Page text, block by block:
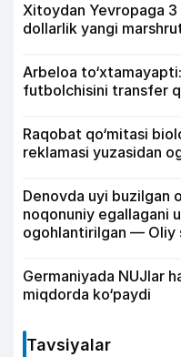
Xitoydan Yevropaga 3
dollarlik yangi
Arbeloa
futbolchisini transfer
Raqobat qo‘mitasi
reklamasi yuzasidan
Denovda uyi buzilgan
noqonuniy egallagani
ogohlantirilgan — Oliy
Germaniyada NUJlar
miqdorda ko‘paydi
Tavsiyalar